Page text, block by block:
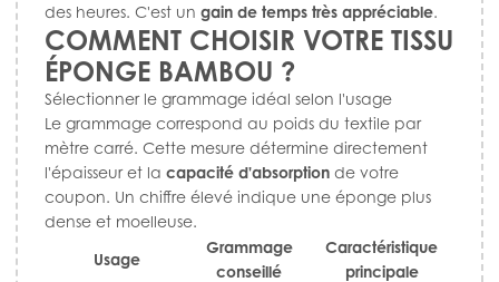
des heures. C'est un gain de temps très appréciable.
COMMENT CHOISIR VOTRE TISSU
ÉPONGE BAMBOU ?
Sélectionner le grammage idéal selon l'usage
Le grammage correspond au poids du textile par
mètre carré. Cette mesure détermine directement
l'épaisseur et la capacité d'absorption de votre
coupon. Un chiffre élevé indique une éponge plus
dense et moelleuse.
Usage
Grammage
conseillé
Caractéristique
principale